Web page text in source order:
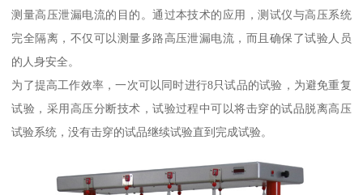
测量高压泄漏电流的目的。通过本技术的应用，测试仪与高压系统
完全隔离，不仅可以测量多路高压泄漏电流，而且确保了试验人员
的人身安全。
为了提高工作效率，一次可以同时进行8只试品的试验，为避免重复
试验，采用高压分断技术，试验过程中可以将击穿的试品脱离高压
试验系统，没有击穿的试品继续试验直到完成试验。